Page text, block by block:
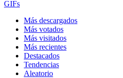
GIFs
Más descargados
Más votados
Más visitados
Más recientes
Destacados
Tendencias
Aleatorio